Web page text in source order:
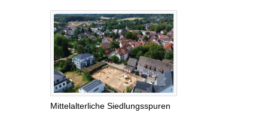
Mittelalterliche Siedlungsspuren